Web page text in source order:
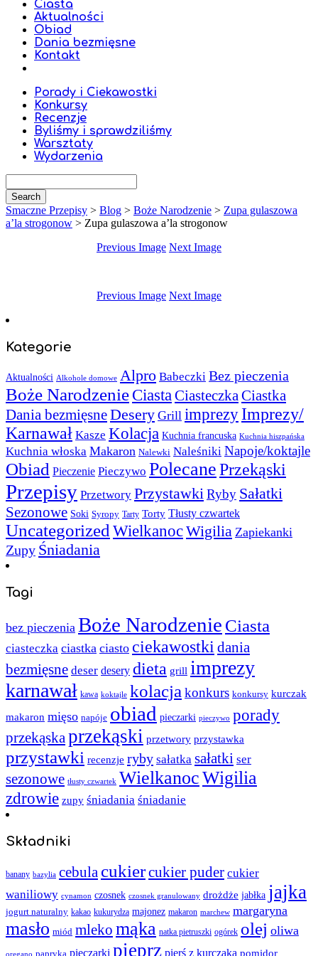
Ciasta
Aktualności
Obiad
Dania bezmięsne
Kontakt
Porady i Ciekawostki
Konkursy
Recenzje
Byliśmy i sprawdziliśmy
Warsztaty
Wydarzenia
Smaczne Przepisy > Blog > Boże Narodzenie > Zupa gulaszowa
a’la strogonow > Zupa gulaszowa a’la strogonow
Previous Image Next Image
Previous Image Next Image
Kategorie
Aktualności Alkohole domowe Alpro Babeczki Bez pieczenia
Boże NarodzenieCiastaCiasteczkaCiastka
Dania bezmięsneDesery Grill imprezy Imprezy/
Karnawał Kasze Kolacja Kuchnia francuska Kuchnia hiszpańska
Kuchnia włoska Makaron Nalewki Naleśniki Napoje/koktajle
Obiad Pieczenie Pieczywo PolecanePrzekąski
Przepisy Przetwory PrzystawkiRyby Sałatki
Sezonowe Soki Syropy Tarty Torty Tłusty czwartek
UncategorizedWielkanocWigilia Zapiekanki
Zupy Śniadania
Tagi
bez pieczenia Boże Narodzenie Ciasta
ciasteczka ciastka ciasto ciekawostki dania
bezmięsne deser desery dieta grill imprezy
karnawał kawa koktajle kolacja konkurs konkursy kurczak
makaron mięso napóje obiad pieczarki pieczywo porady
przekąskaprzekąski przetwory przystawka
przystawki recenzje ryby sałatka sałatki ser
sezonowe tłusty czwartek WielkanocWigilia
zdrowie zupy śniadania śniadanie
Składniki
banany bazylia cebula cukiercukier puder cukier
waniliowy cynamon czosnek czosnek granulowany drożdże jabłka jajka
jogurt naturalny kakao kukurydza majonez makaron marchew margaryna
masło miód mleko mąka natka pietruszki ogórek olej oliwa
oregano papryka pieczarki pieprz pierś z kurczaka pomidor